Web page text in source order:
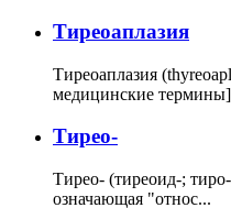
Тиреоаплазия
Тиреоаплазия
медицинские
Тирео-
Тирео- (тиреоид-;
означающая "относ...